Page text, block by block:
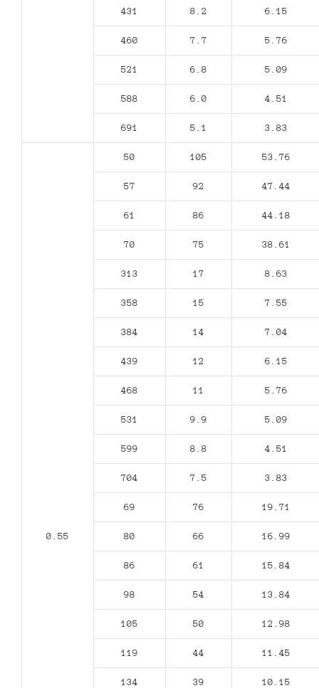
431 8.2 6.15
460 7.7 5.76
521 6.8 5.09
588 6.0 4.51
691 5.1 3.83
0.55
50 105 53.76
57 92 47.44
61 86 44.18
70 75 38.61
313 17 8.63
358 15 7.55
384 14 7.04
439 12 6.15
468 11 5.76
531 9.9 5.09
599 8.8 4.51
704 7.5 3.83
69 76 19.71
80 66 16.99
86 61 15.84
98 54 13.84
105 50 12.98
119 44 11.45
134 39 10.15